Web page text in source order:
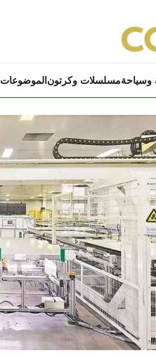
وسياحةمسلسلات وكرتون الموضوعات